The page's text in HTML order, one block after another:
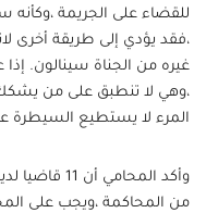
للقضاء على الجريمة ،وكأنه
،فقد يؤدي إلى طريقة أخرى
غيره من الجناة سينالون. إذا
،وهي لا تنطبق على من يشكك
المرء لا يستطيع
وأكد
من المحاكمة ،ويجب على